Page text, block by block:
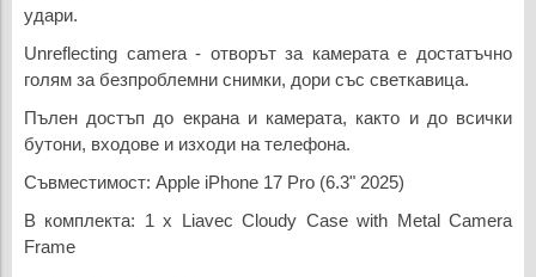
удари.
Unreflecting camera - отворът за камерата е достатъчно
голям за безпроблемни снимки, дори със светкавица.
Пълен достъп до екрана и камерата, както и до всички
бутони, входове и изходи на телефона.
Съвместимост: Apple iPhone 17 Pro (6.3" 2025)
В комплекта: 1 х Liavec Cloudy Case with Metal Camera
Frame